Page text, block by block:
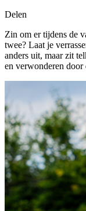
Delen
Zin om er tijdens de
twee? Laat je
anders uit, maar zit
en verwonderen door